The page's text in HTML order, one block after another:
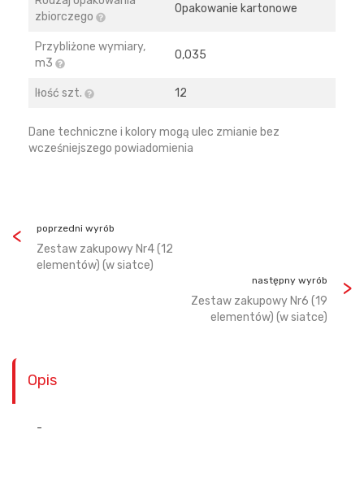
zbiorczego
Opakowanie kartonowe
Przybliżone wymiary,
m3
0,035
Iłość szt. 12
Dane techniczne i kolory mogą ulec zmianie bez
wcześniejszego powiadomienia
poprzedni wyrób
Zestaw zakupowy Nr4 (12
elementów) (w siatce)
następny wyrób
Zestaw zakupowy Nr6 (19
elementów) (w siatce)
Opis
-